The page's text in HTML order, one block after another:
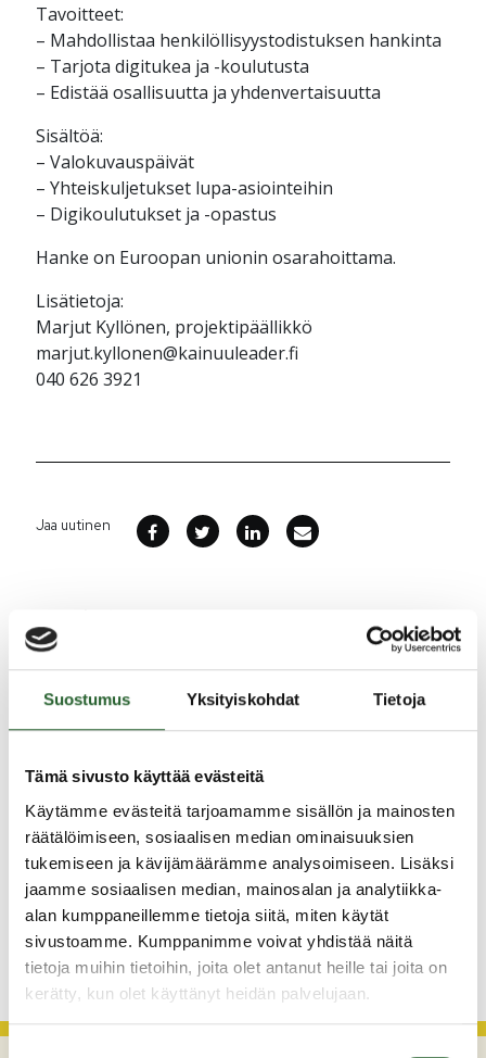
Suostumus Yksityiskohdat Tietoja
Tämä sivusto käyttää evästeitä
Käytämme evästeitä tarjoamamme sisällön ja mainosten
räätälöimiseen, sosiaalisen median ominaisuuksien
tukemiseen ja kävijämäärämme analysoimiseen. Lisäksi
jaamme sosiaalisen median, mainosalan ja analytiikka-
alan kumppaneillemme tietoja siitä, miten käytät
sivustoamme. Kumppanimme voivat yhdistää näitä
tietoja muihin tietoihin, joita olet antanut heille tai joita on
kerätty, kun olet käyttänyt heidän palvelujaan.
Tavoitteet:
– Mahdollistaa henkilöllisyystodistuksen hankinta
– Tarjota digitukea ja -koulutusta
– Edistää osallisuutta ja yhdenvertaisuutta
Sisältöä:
– Valokuvauspäivät
– Yhteiskuljetukset lupa-asiointeihin
– Digikoulutukset ja -opastus
Hanke on Euroopan unionin osarahoittama.
Lisätietoja:
Marjut Kyllönen, projektipäällikkö
marjut.kyllonen@kainuuleader.fi
040 626 3921
Jaa uutinen
Monitoimitalon kirjasto menee kiinni
perjantaina klo 12.00
3.8.2026
Henkilömuutoksia maaseutuhallinnossa
29.7.2026
Asfaltointityöt taajamassa myöhästyvät
KATSO KAIKKI